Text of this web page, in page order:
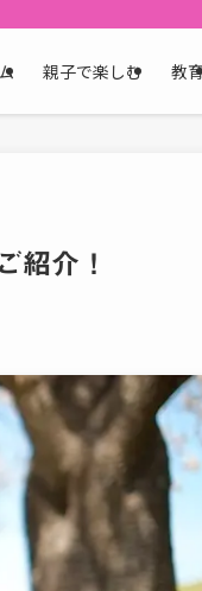
親子で楽しむ 教
紹介！